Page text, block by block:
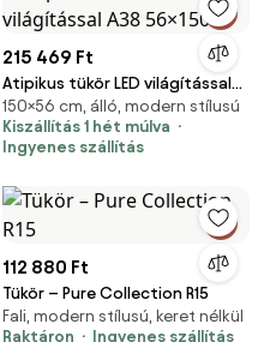
215 469 Ft
Atipikus tükör LED világítással
A38 56×150
150×56 cm, álló, modern stílusú
Kiszállítás 1 hét múlva
Ingyenes szállítás
112 880 Ft
Tükör – Pure Collection R15
Fali, modern stílusú, keret nélkül
Raktáron
Ingyenes szállítás